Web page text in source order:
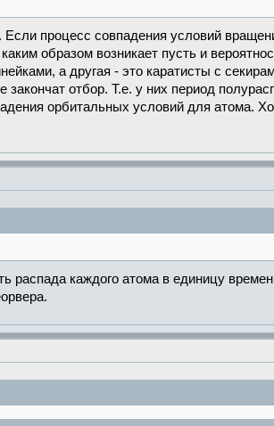
процесс совпадения условий
образом возникает пусть и
а другая - это каратисты с
отбор. Т.е. у них период
орбитальных условий для атома.
распада каждого атома в единицу